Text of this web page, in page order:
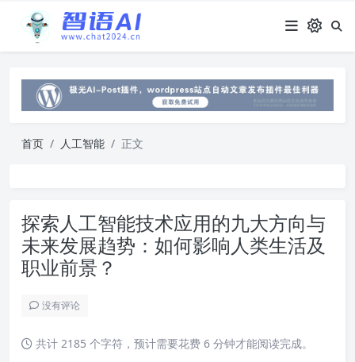
首页 人工智能 正文
探索人工智能技术应用的九大方向与
未来发展趋势：如何影响人类生活及
职业前景？
没有评论
共计 2185 个字符，预计需要花费 6 分钟才能阅读完成。